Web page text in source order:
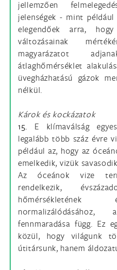
jellemzően
jelenségek - mint
elegendőek arra,
változásainak
magyarázatot
átlaghőmérséklet
üvegházhatású gázok
nélkül.
Károk és kockázatok
15. E klímaválság
legalább több száz évre
például az, hogy az
emelkedik, vizük
Az óceánok vize
rendelkezik,
hőmérsékletének
fennmaradása függ. Ez
közül, hogy világunk
útitársunk, hanem